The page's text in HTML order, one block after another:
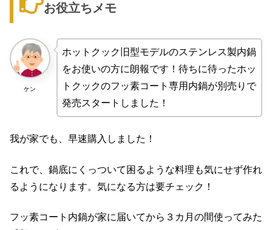
お役立ちメモ
ケン
ホットクック旧型モデルのステンレス製内鍋
をお使いの方に朗報です！待ちに待ったホッ
トクックのフッ素コート専用内鍋が別売りで
発売スタートしました！
我が家でも、早速購入しました！
これで、鍋底にくっついて困るような料理も気にせず作れ
るようになります。気になる方は要チェック！
フッ素コート内鍋が家に届いてから３カ月の間使ってみた